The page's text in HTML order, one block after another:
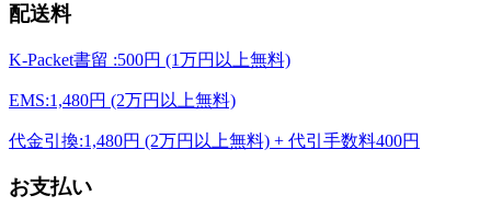
配送料
K-Packet書留 :500円 (1万円以上無料)
EMS:1,480円 (2万円以上無料)
代金引換:1,480円 (2万円以上無料) + 代引手数料400円
お支払い